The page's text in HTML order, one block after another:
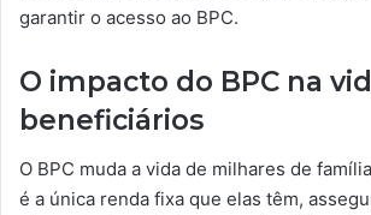
garantir o acesso ao BPC.
O impacto do BPC na
beneficiários
O BPC muda a vida de milhares de
é a única renda fixa que elas têm,